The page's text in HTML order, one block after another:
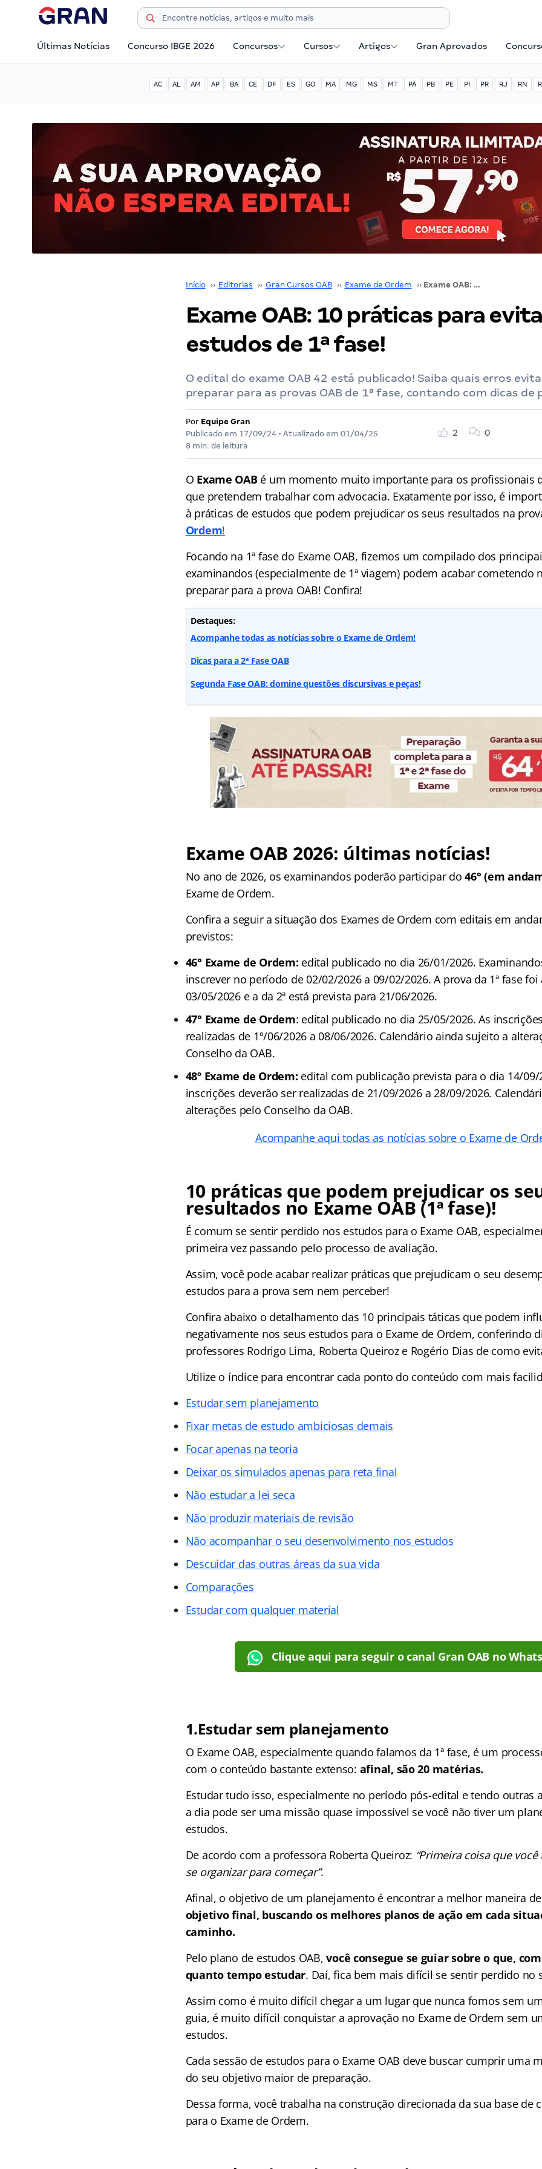
Últimas Notícias Concurso IBGE 2026 Concursos Cursos Artigos Gran Aprovados
AC AL AM AP BA CE DF ES GO MA MG MS MT PA PB PE PI PR RJ RN
Início ›› Editorias ›› Gran Cursos OAB ›› Exame de Ordem ›› Exame OAB: 10 práticas para evitar nos estudos de 1ª fase!
Exame OAB: 10 práticas para
estudos de 1ª fase!
O edital do exame OAB 42 está publicado! Saiba quais erros
preparar para as provas OAB de 1ª fase, contando com dicas de
Por Equipe Gran
Publicado em 17/09/24• Atualizado em 01/04/25
8 min. de leitura
2 0
O Exame OABé um momento muito importante para os profissionais
que pretendem trabalhar com advocacia. Exatamente por isso, é
à práticas de estudos que podem prejudicar os seus resultados na
Ordem!
Focando na 1ª fase do Exame OAB, fizemos um compilado dos
examinandos (especialmente de 1ª viagem) podem acabar cometendo
preparar para a prova OAB! Confira!
Destaques:
Acompanhe todas as notícias sobre o Exame de Ordem!
Dicas para a 2ª Fase OAB
Segunda Fase OAB: domine questões discursivas e peças!
Exame OAB 2026: últimas notícias!
No ano de 2026, os examinandos poderão participar do46° (em
Exame de Ordem.
Confira a seguir a situação dos Exames de Ordem com editais em
previstos:
46° Exame de Ordem: edital publicado no dia 26/01/2026.
inscrever no período de 02/02/2026 a 09/02/2026. A prova da 1ª fase
03/05/2026 e a da 2ª está prevista para 21/06/2026.
47° Exame de Ordem: edital publicado no dia 25/05/2026. As
realizadas de 1º/06/2026 a 08/06/2026. Calendário ainda sujeito a
Conselho da OAB.
48º Exame de Ordem: edital com publicação prevista para o dia 14/09/
inscrições deverão ser realizadas de 21/09/2026 a 28/09/2026.
alterações pelo Conselho da OAB.
Acompanhe aqui todas as notícias sobre o Exame de
10 práticas que podem prejudicar os
resultados no Exame OAB (1ª fase)!
É comum se sentir perdido nos estudos para o Exame OAB,
primeira vez passando pelo processo de avaliação.
Assim, você pode acabar realizar práticas que prejudicam o seu
estudos para a prova sem nem perceber!
Confira abaixo o detalhamento das 10 principais táticas que podem
negativamente nos seus estudos para o Exame de Ordem, conferindo
professores Rodrigo Lima, Roberta Queiroz e Rogério Dias de como
Utilize o índice para encontrar cada ponto do conteúdo com mais
Estudar sem planejamento
Fixar metas de estudo ambiciosas demais
Focar apenas na teoria
Deixar os simulados apenas para reta final
Não estudar a lei seca
Não produzir materiais de revisão
Não acompanhar o seu desenvolvimento nos estudos
Descuidar das outras áreas da sua vida
Comparações
Estudar com qualquer material
Clique aqui para seguir o canal Gran OAB no
1.Estudar sem planejamento
O Exame OAB, especialmente quando falamos da 1ª fase, é um
com o conteúdo bastante extenso: afinal, são 20 matérias.
Estudar tudo isso, especialmente no período pós-edital e tendo outras
a dia pode ser uma missão quase impossível se você não tiver um
estudos.
De acordo com a professora Roberta Queiroz: “Primeira coisa que
se organizar para começar”.
Afinal, o objetivo de um planejamento é encontrar a melhor maneira de
objetivo final, buscando os melhores planos de ação em cada
caminho.
Pelo plano de estudos OAB,você consegue se guiar sobre o que,
quanto tempo estudar. Daí, fica bem mais difícil se sentir perdido no
Assim como é muito difícil chegar a um lugar que nunca fomos sem
guia, é muito difícil conquistar a aprovação no Exame de Ordem sem
estudos.
Cada sessão de estudos para o Exame OAB deve buscar cumprir uma
do seu objetivo maior de preparação.
Dessa forma, você trabalha na construção direcionada da sua base de
para o Exame de Ordem.